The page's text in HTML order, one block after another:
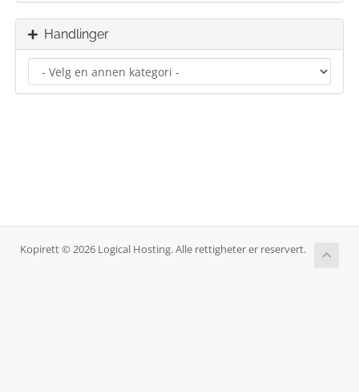
Handlinger
Kopirett © 2026 Logical Hosting. Alle rettigheter er reservert.